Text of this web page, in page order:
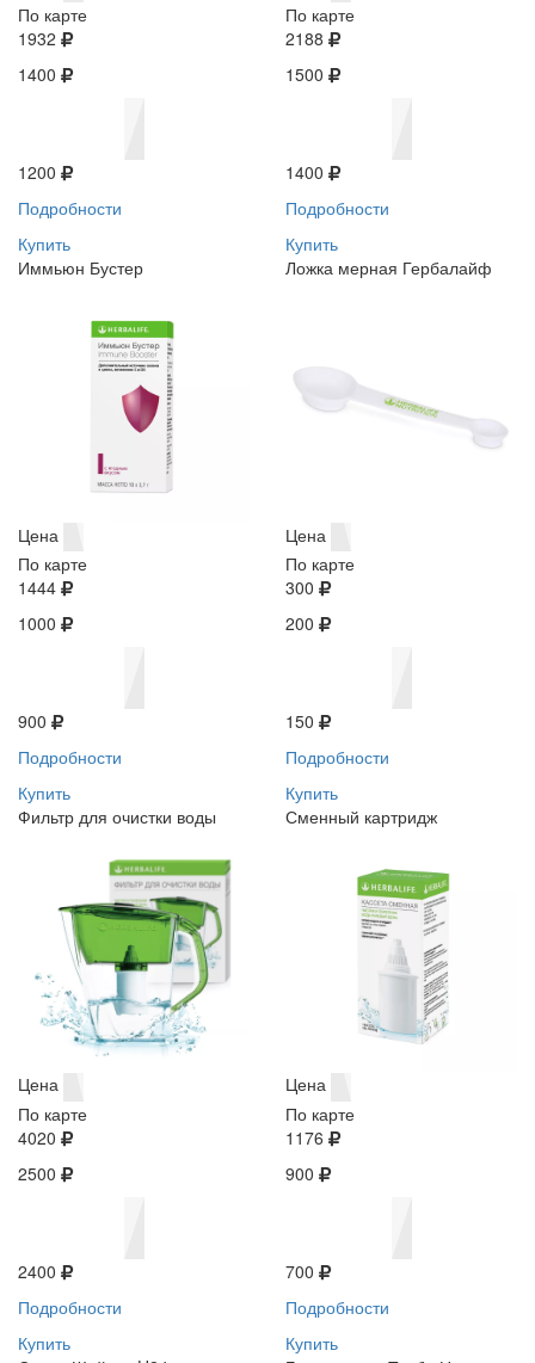
По карте
1932
1400
1200
Подробности
Купить
По карте
2188
1500
1400
Подробности
Купить
Иммьюн Бустер
Цена
По карте
1444
1000
900
Подробности
Купить
Ложка мерная Гербалайф
Цена
По карте
300
200
150
Подробности
Купить
Фильтр для очистки воды
Цена
По карте
4020
2500
2400
Подробности
Купить
Сменный картридж
Цена
По карте
1176
900
700
Подробности
Купить